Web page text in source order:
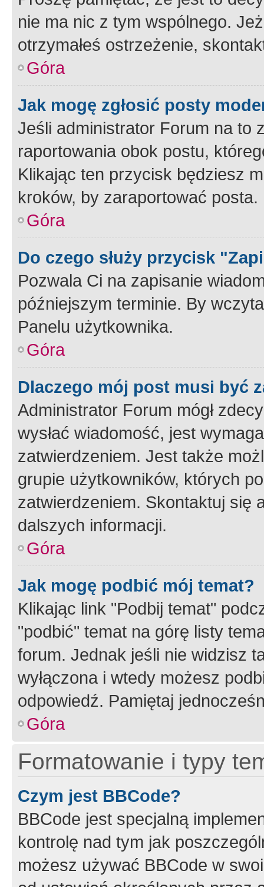
nie ma nic z tym wspólnego.
otrzymałeś ostrzeżenie,
Góra
Jak mogę zgłosić posty
Jeśli administrator Forum na to
raportowania obok postu,
Klikając ten przycisk będziesz
kroków, by zaraportować posta.
Góra
Do czego służy przycisk
Pozwala Ci na zapisanie
późniejszym terminie. By
Panelu użytkownika.
Góra
Dlaczego mój post musi być
Administrator Forum mógł
wysłać wiadomość, jest
zatwierdzeniem. Jest także
grupie użytkowników, których
zatwierdzeniem. Skontaktuj się
dalszych informacji.
Góra
Jak mogę podbić mój temat?
Klikając link "Podbij temat"
"podbić" temat na górę listy
forum. Jednak jeśli nie widzisz
wyłączona i wtedy możesz
odpowiedź. Pamiętaj
Góra
Formatowanie i typy
Czym jest BBCode?
BBCode jest specjalną
kontrolę nad tym jak
możesz używać BBCode w